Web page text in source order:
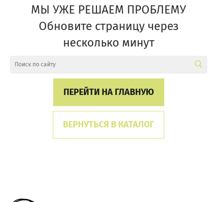
МЫ УЖЕ РЕШАЕМ ПРОБЛЕМУ
Обновите страницу через
несколько минут
ПЕРЕЙТИ НА ГЛАВНУЮ
ВЕРНУТЬСЯ В КАТАЛОГ